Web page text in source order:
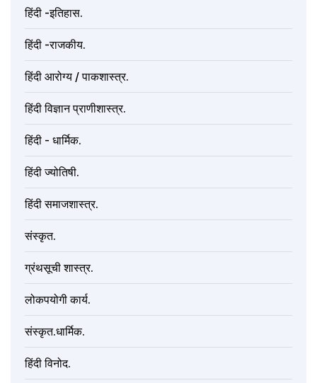
हिंदी -इतिहास.
हिंदी -राजकीय.
हिंदी आरोग्य / पाकशास्त्र.
हिंदी विज्ञान प्राणीशास्त्र.
हिंदी - धार्मिक.
हिंदी ज्योतिषी.
हिंदी समाजशास्त्र.
संस्कृत.
ग्रंथसूची शास्त्र.
लोकपयोगी कार्य.
संस्कृत.धार्मिक.
हिंदी विनोद.